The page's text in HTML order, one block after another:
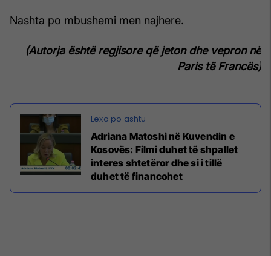
Nashta po mbushemi men najhere.
(Autorja është regjisore që jeton dhe vepron në
Paris të Francës)
Adriana Matoshi në Kuvendin e
Kosovës: Filmi duhet të shpallet
interes shtetëror dhe si i tillë
duhet të financohet